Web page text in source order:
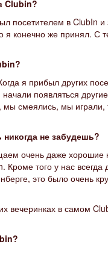
Clubin?
посетителем в ClubIn
я конечно же принял.
я прибыл других
появляться
смеялись, мы
не забудешь?
очень даже хорошие
того у нас
это было очень
вечеринках в самом